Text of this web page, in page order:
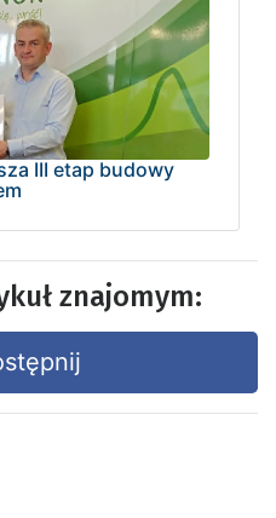
III etap budowy
znajomym: